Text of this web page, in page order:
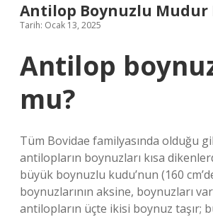
Antilop Boynuzlu Mudur
Tarih: Ocak 13, 2025
Antilop
mu?
Tüm Bovidae familyasında olduğu
antilopların boynuzları kısa
büyük boynuzlu kudu’nun (160
boynuzlarının aksine, boynuzları
antilopların üçte ikisi boynuz taşır;